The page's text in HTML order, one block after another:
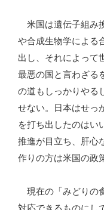
米国は遺伝子組み
や合成生物学による
出し、それによって
最悪の国と言わざる
の道もしっかりやる
せない。日本はせっ
を打ち出したのはい
推進が目立ち、肝心
作りの方は米国の政
現在の「みどりの
対応できるものにし